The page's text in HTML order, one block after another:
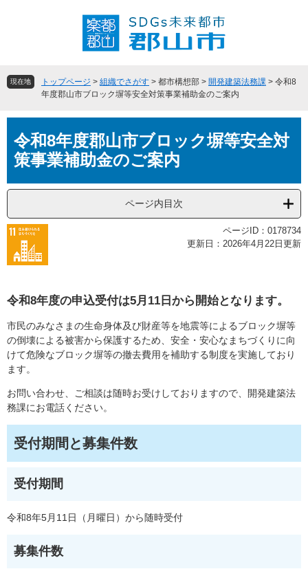
頭
飛現在地 トップページ > 組織でさがす > 都市構想部 > 開発建築法務課 > 令和8
年度郡山市ブロック塀等安全対策事業補助金のご案内
文令和8年度郡山市ブロック塀等安全対
策事業補助金のご案内
ページ内目次
ページID：0178734
更新日：2026年4月22日更新
令和8年度の申込受付は5月11日から開始となります。
市民のみなさまの生命身体及び財産等を地震等によるブロック塀等
の倒壊による被害から保護するため、安全・安心なまちづくりに向
けて危険なブロック塀等の撤去費用を補助する制度を実施しており
ます。
お問い合わせ、ご相談は随時お受けしておりますので、開発建築法
務課にお電話ください。
受付期間と募集件数
受付期間
令和8年5月11日（月曜日）から随時受付
募集件数